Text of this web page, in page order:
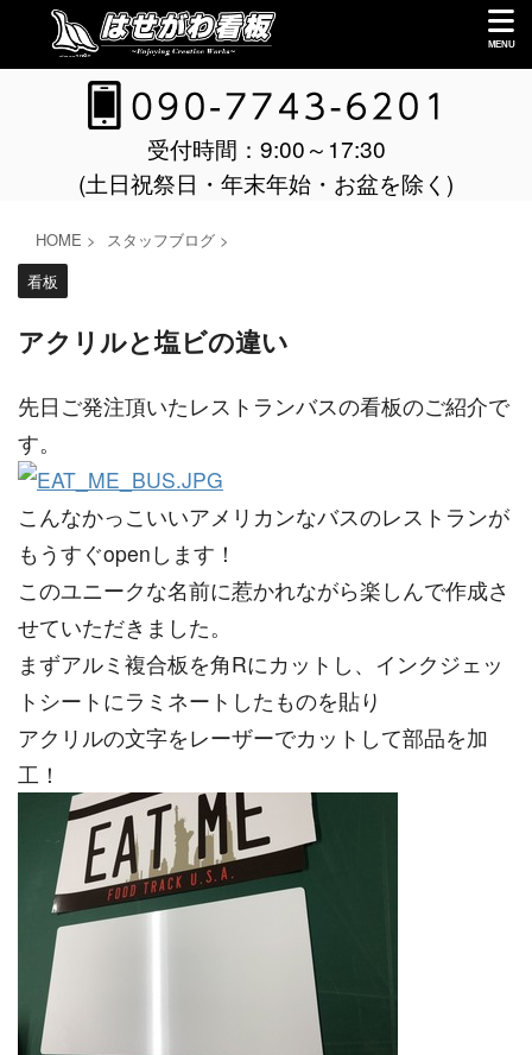
受付時間：9:00～17:30
(土日祝祭日・年末年始・お盆を除く)
HOME > スタッフブログ >
看板
アクリルと塩ビの違い
先日ご発注頂いたレストランバスの看板のご紹介で
す。
こんなかっこいいアメリカンなバスのレストランが
もうすぐopenします！
このユニークな名前に惹かれながら楽しんで作成さ
せていただきました。
まずアルミ複合板を角Rにカットし、インクジェッ
トシートにラミネートしたものを貼り
アクリルの文字をレーザーでカットして部品を加
工！